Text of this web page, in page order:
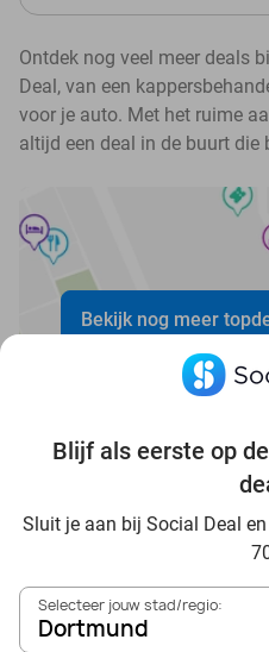
Blijf als eerste op
Sluit je aan bij Social Deal
Selecteer jouw stad/regio:
Dortmund
Ontdek nog veel meer deals
Deal, van een
voor je auto. Met het ruime
altijd een deal in de buurt die
Bekijk nog meer
Voordelig genieten in
In die Sauna in Dortmund
Tagesausflug zum Movie
Dortmund aus